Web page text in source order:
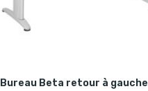
Bureau Beta retour à gauche